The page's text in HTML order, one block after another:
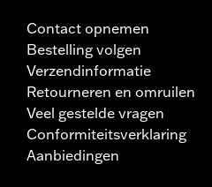
Contact opnemen
Bestelling volgen
Verzendinformatie
Retourneren en omruilen
Veel gestelde vragen
Conformiteitsverklaring
Aanbiedingen